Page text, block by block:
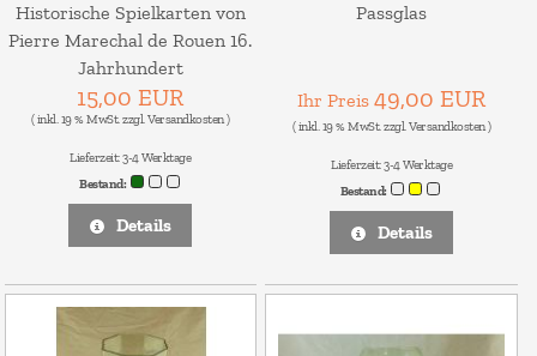
Historische Spielkarten von
Pierre Marechal de Rouen 16.
Jahrhundert
15,00 EUR
( inkl. 19 % MwSt. zzgl.Versandkosten)
Lieferzeit:3-4 Werktage
Bestand:
Details
Passglas
Ihr Preis49,00 EUR
( inkl. 19 % MwSt. zzgl.Versandkosten)
Lieferzeit:3-4 Werktage
Bestand:
Details